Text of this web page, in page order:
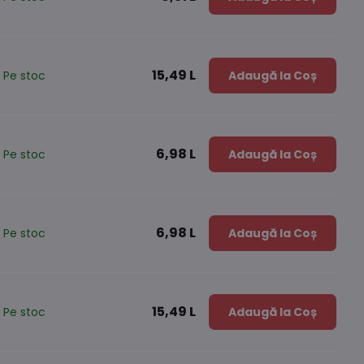
Pe stoc 15,49 L Adaugă la Coș
Pe stoc 6,98 L Adaugă la Coș
Pe stoc 6,98 L Adaugă la Coș
Pe stoc 15,49 L Adaugă la Coș